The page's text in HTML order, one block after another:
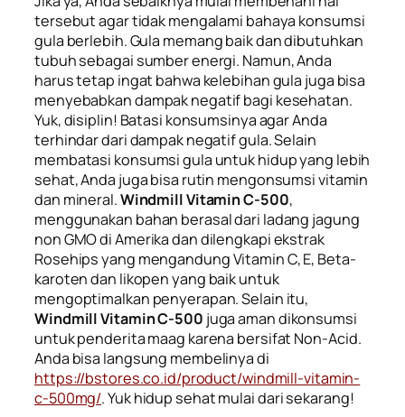
tersebut agar tidak mengalami bahaya konsumsi
gula berlebih.Gula memang baik dan dibutuhkan
tubuh sebagai sumber energi. Namun, Anda
harus tetap ingat bahwa kelebihan gula juga bisa
menyebabkan dampak negatif bagi kesehatan.
Yuk, disiplin! Batasi konsumsinya agar Anda
terhindar dari dampak negatif gula. Selain
membatasi konsumsi gula untuk hidup yang lebih
sehat, Anda juga bisa rutin mengonsumsi vitamin
dan mineral.Windmill Vitamin C-500,
menggunakan bahan berasal dari ladang jagung
non GMO di Amerika dan dilengkapi ekstrak
Rosehipsyang mengandung Vitamin C, E, Beta-
karotendan likopenyang baik untuk
mengoptimalkan penyerapan. Selain itu,
Windmill Vitamin C-500 juga aman dikonsumsi
untuk penderita maag karena bersifat Non-Acid.
Anda bisa langsung membelinya di
https://bstores.co.id/product/windmill-vitamin-
c-500mg/. Yuk hidup sehat mulai dari sekarang!